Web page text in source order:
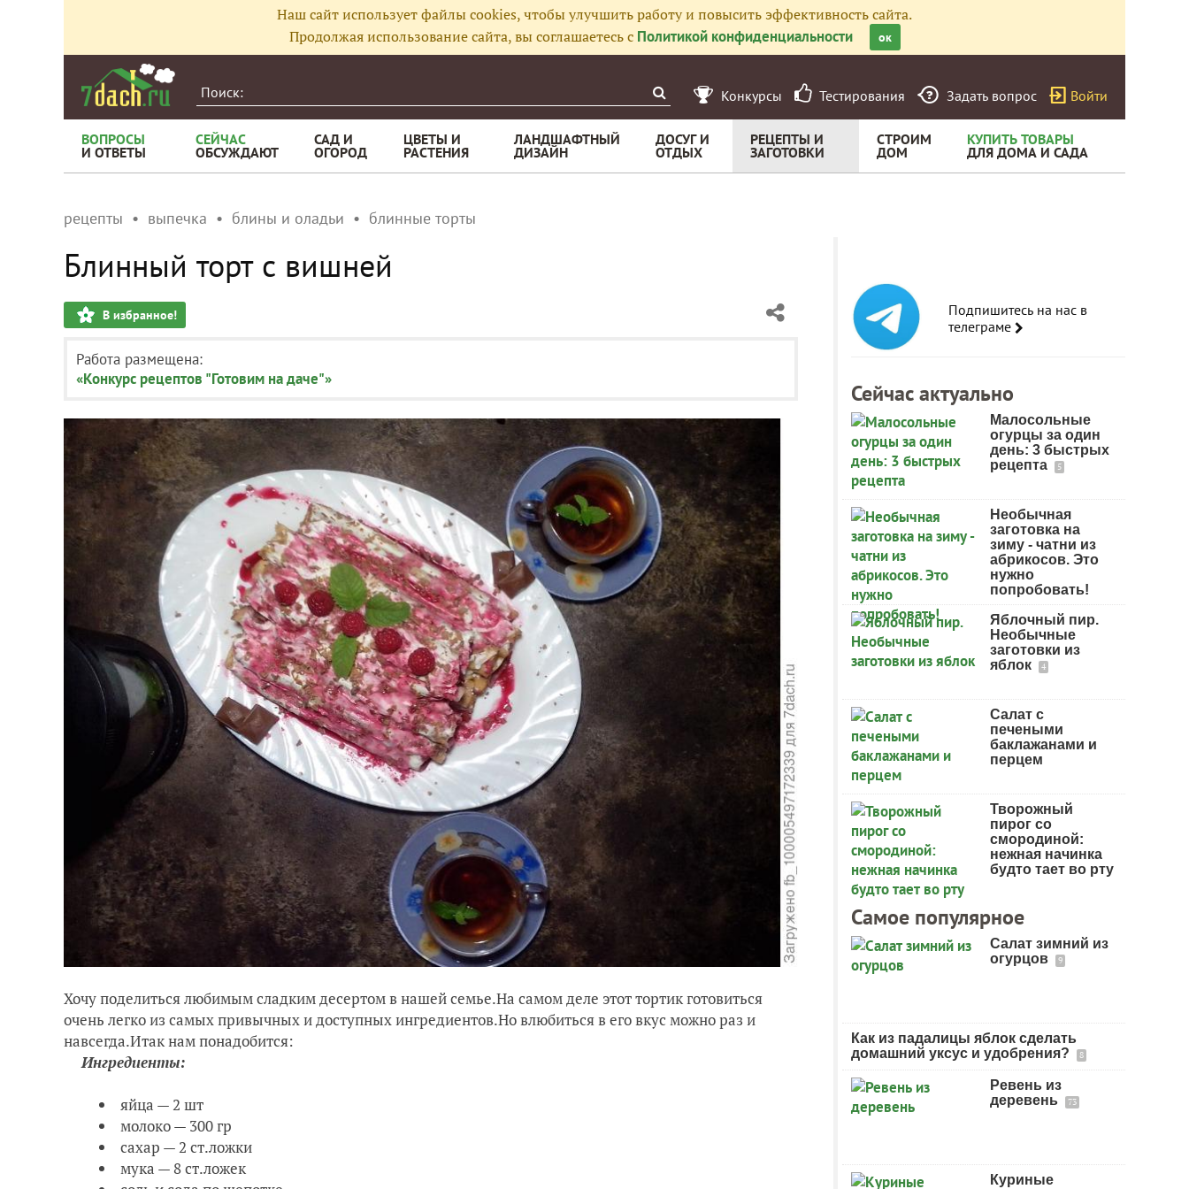
Наш сайт использует файлы cookies, чтобы улучшить работу и повысить эффективность сайта.
Продолжая использование сайта, вы соглашаетесь с Политикой конфиденциальности ок
Конкурсы Тестирования Задать вопрос Войти
ВОПРОСЫ
И ОТВЕТЫ
СЕЙЧАС
ОБСУЖДАЮТ
САД И
ОГОРОД
ЦВЕТЫ И
РАСТЕНИЯ
ЛАНДШАФТНЫЙ
ДИЗАЙН
ДОСУГ И
ОТДЫХ
РЕЦЕПТЫ И
ЗАГОТОВКИ
СТРОИМ
ДОМ
КУПИТЬ ТОВАРЫ
ДЛЯ ДОМА И САДА
рецепты выпечка блины и оладьи блинные торты
Блинный торт с вишней
В избранное!
Работа размещена:
«Конкурс рецептов "Готовим на даче"»
Хочу поделиться любимым сладким десертом в нашей семье.На самом деле этот тортик готовиться
очень легко из самых привычных и доступных ингредиентов.Но влюбиться в его вкус можно раз и
навсегда.Итак нам понадобится:
Ингредиенты:
яйца — 2 шт
молоко — 300 гр
сахар — 2 ст.ложки
мука — 8 ст.ложек
Подпишитесь на нас в
телеграме
Сейчас актуально
Малосольные
огурцы за один
день: 3 быстрых
рецепта
5
Необычная
заготовка на
зиму - чатни из
абрикосов. Это
нужно
попробовать!
Яблочный пир.
Необычные
заготовки из
яблок
4
Салат с
печеными
баклажанами и
перцем
Творожный
пирог со
смородиной:
нежная начинка
будто тает во рту
Самое популярное
Салат зимний из
огурцов
9
Как из падалицы яблок сделать
домашний уксус и удобрения?
8
Ревень из
деревень
73
Куриные